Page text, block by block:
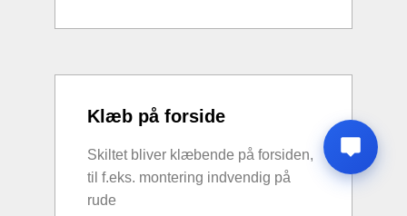
Klæb på forside
Skiltet bliver klæbende på forsiden,
til f.eks. montering indvendig på
rude